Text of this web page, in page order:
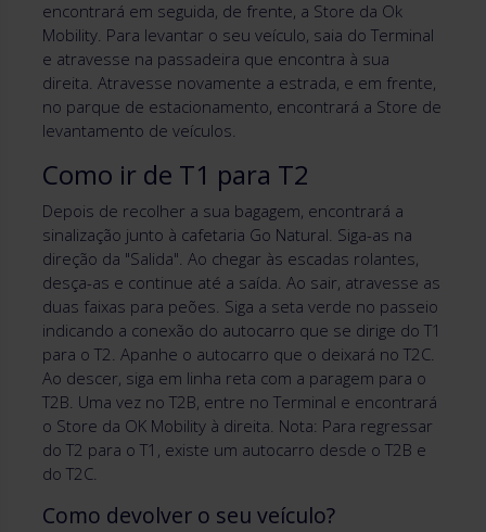
encontrará em seguida, de frente, a Store da Ok
Mobility. Para levantar o seu veículo, saia do Terminal
e atravesse na passadeira que encontra à sua
direita. Atravesse novamente a estrada, e em frente,
no parque de estacionamento, encontrará a Store de
levantamento de veículos.
Como ir de T1 para T2
Depois de recolher a sua bagagem, encontrará a
sinalização junto à cafetaria Go Natural. Siga-as na
direção da "Salida". Ao chegar às escadas rolantes,
desça-as e continue até a saída. Ao sair, atravesse as
duas faixas para peões. Siga a seta verde no passeio
indicando a conexão do autocarro que se dirige do T1
para o T2. Apanhe o autocarro que o deixará no T2C.
Ao descer, siga em linha reta com a paragem para o
T2B. Uma vez no T2B, entre no Terminal e encontrará
o Store da OK Mobility à direita. Nota: Para regressar
do T2 para o T1, existe um autocarro desde o T2B e
do T2C.
Como devolver o seu veículo?